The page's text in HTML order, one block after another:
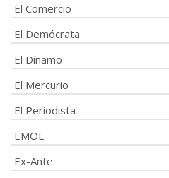
El Comercio
El Demócrata
El Dínamo
El Mercurio
El Periodista
EMOL
Ex-Ante